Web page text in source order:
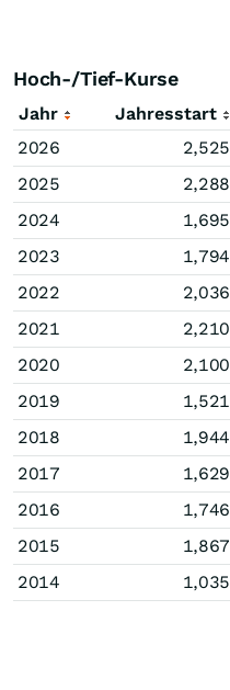
Hoch-/Tief-Kurse
Jahr Jahresstart
2026
2,525
2025
2,288
2024
1,695
2023
1,794
2022
2,036
2021
2,210
2020
2,100
2019
1,521
2018
1,944
2017
1,629
2016
1,746
2015
1,867
2014
1,035